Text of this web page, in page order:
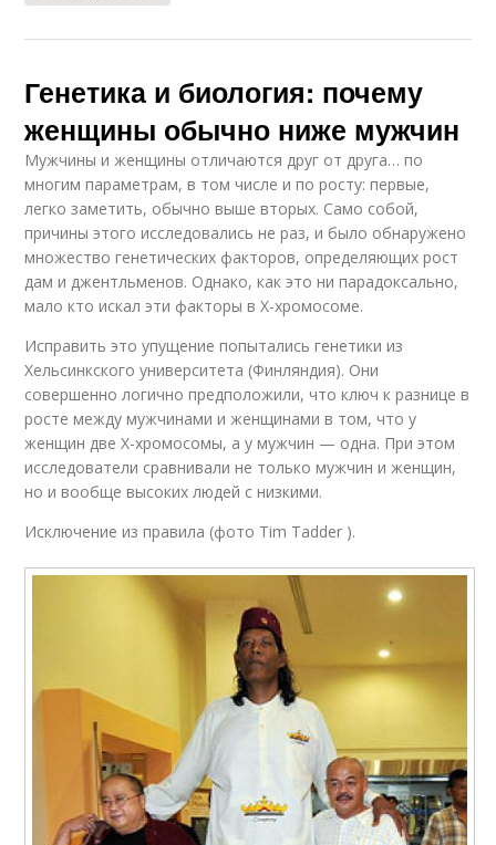
Генетика и биология: почему
женщины обычно ниже мужчин
Мужчины и женщины отличаются друг от друга… по
многим параметрам, в том числе и по росту: первые,
легко заметить, обычно выше вторых. Само собой,
причины этого исследовались не раз, и было обнаружено
множество генетических факторов, определяющих рост
дам и джентльменов. Однако, как это ни парадоксально,
мало кто искал эти факторы в Х-хромосоме.
Исправить это упущение попытались генетики из
Хельсинкского университета (Финляндия). Они
совершенно логично предположили, что ключ к разнице в
росте между мужчинами и женщинами в том, что у
женщин две Х-хромосомы, а у мужчин — одна. При этом
исследователи сравнивали не только мужчин и женщин,
но и вообще высоких людей с низкими.
Исключение из правила (фото Tim Tadder ).